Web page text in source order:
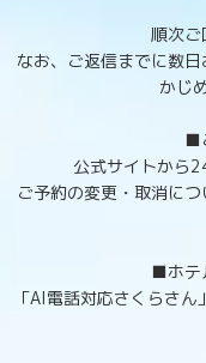
順次ご
なお、ご返信までに数
かじ
■
公式サイトから
ご予約の変更・取消に
■ホテ
「AI電話対応さくらさ